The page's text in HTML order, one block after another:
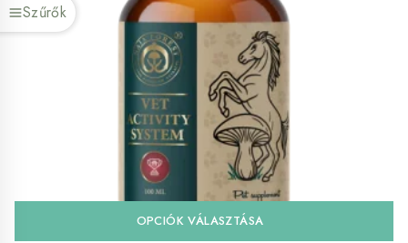
Szűrők
OPCIÓK VÁLASZTÁSA